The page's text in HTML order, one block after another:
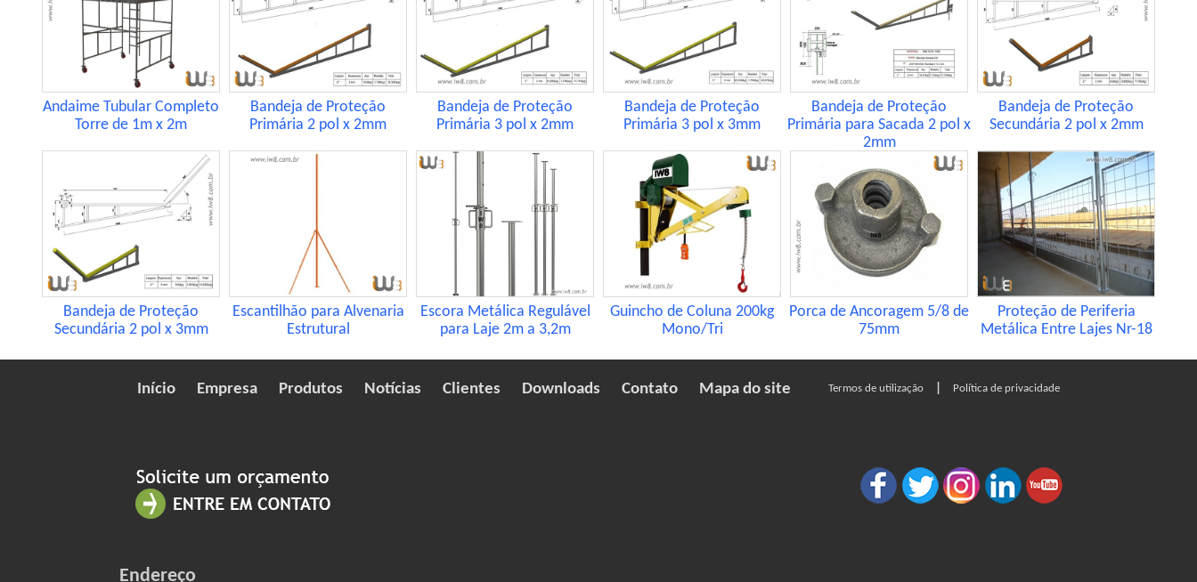
Andaime Tubular Completo
Torre de 1m x 2m
Bandeja de Proteção
Primária 2 pol x 2mm
Bandeja de Proteção
Primária 3 pol x 2mm
Bandeja de Proteção
Primária 3 pol x 3mm
Bandeja de Proteção
Primária para Sacada 2 pol x
2mm
Bandeja de Proteção
Secundária 2 pol x 2mm
Bandeja de Proteção
Secundária 2 pol x 3mm
Escantilhão para Alvenaria
Estrutural
Escora Metálica Regulável
para Laje 2m a 3,2m
Guincho de Coluna 200kg
Mono/Tri
Porca de Ancoragem 5/8 de
75mm
Proteção de Periferia
Metálica Entre Lajes Nr-18
Início Empresa Produtos Notícias Clientes Downloads Contato Mapa do site Termos de utilização Política de privacidade
Endereço